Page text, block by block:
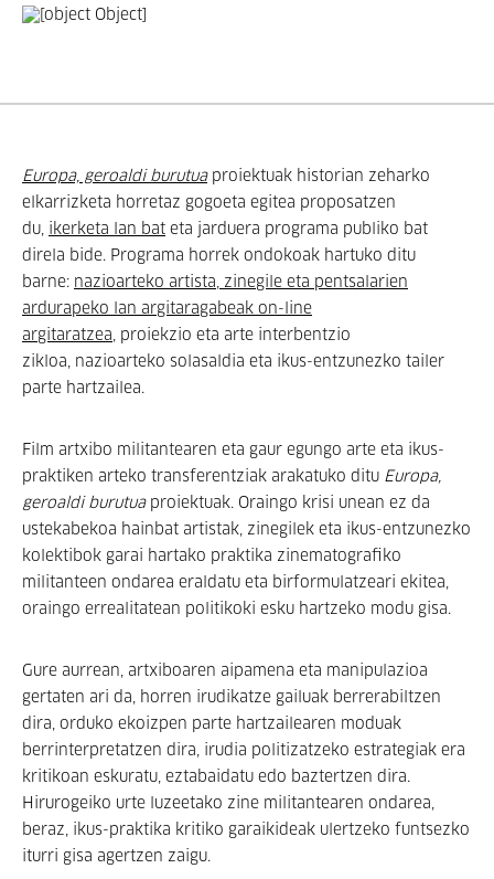
Europa, geroaldi burutua proiektuak historian zeharko
elkarrizketa horretaz gogoeta egitea proposatzen
du,
ikerketa lan bat eta jarduera programa publiko bat
direla bide. Programa horrek ondokoak hartuko ditu
barne: nazioarteko artista, zinegile eta pentsalarien
ardurapeko lan argitaragabeak on-line
argitaratzea, proiekzio eta arte interbentzio
zikloa, nazioarteko solasaldia eta ikus-entzunezko tailer
parte hartzailea.
Film artxibo militantearen eta gaur egungo arte eta ikus-
praktiken arteko transferentziak arakatuko ditu Europa,
geroaldi burutuaproiektuak. Oraingo krisi unean ez da
ustekabekoa hainbat artistak, zinegilek eta ikus-entzunezko
kolektibok garai hartako praktika zinematografiko
militanteen ondarea eraldatu eta birformulatzeari ekitea,
oraingo errealitatean politikoki esku hartzeko modu gisa.
Gure aurrean, artxiboaren aipamena eta manipulazioa
gertaten ari da, horren irudikatze gailuak berrerabiltzen
dira, orduko ekoizpen parte hartzailearen moduak
berrinterpretatzen dira, irudia politizatzeko estrategiak era
kritikoan eskuratu, eztabaidatu edo baztertzen dira.
Hirurogeiko urte luzeetako zine militantearen ondarea,
beraz, ikus-praktika kritiko garaikideak ulertzeko funtsezko
iturri gisa agertzen zaigu.